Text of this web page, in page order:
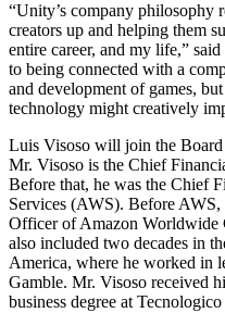
Многопользовательские
Упрощенное создание
“Unity’s company philosophy
creators up and helping them
entire career, and my life,”
to being connected with a
and development of games,
technology might creatively
Luis Visoso will join the
Mr. Visoso is the Chief
Before that, he was the Chief
Services (AWS). Before
Officer of Amazon Worldwide
also included two decades in
America, where he worked in
Gamble. Mr. Visoso received
business degree at